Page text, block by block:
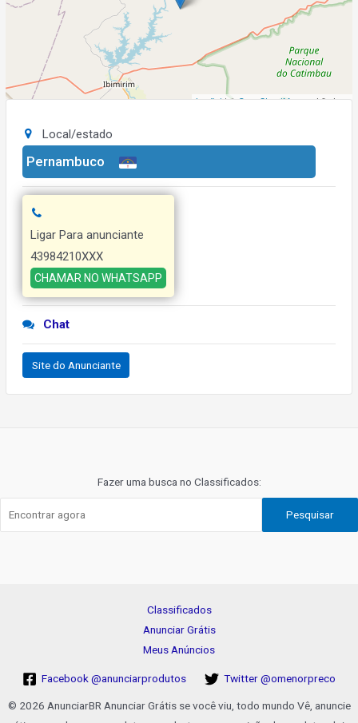
Leaflet| ©OpenStreetMapcontributors
Local/estado
Pernambuco
Ligar Para anunciante
43984210XXX
CHAMAR NO WHATSAPP
Chat
Site do Anunciante
Fazer uma busca no Classificados:
Pesquisar
Classificados
Anunciar Grátis
Meus Anúncios
Facebook @anunciarprodutos Twitter @omenorpreco
© 2026 AnunciarBR Anunciar Grátis se você viu, todo mundo Vê, anuncie